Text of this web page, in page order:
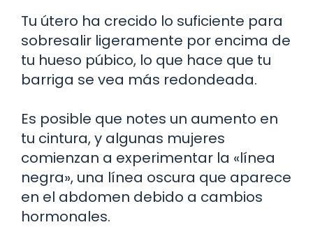
Tu útero ha crecido lo suficiente para
sobresalir ligeramente por encima de
tu hueso púbico, lo que hace que tu
barriga se vea más redondeada.
Es posible que notes un aumento en
tu cintura, y algunas mujeres
comienzan a experimentar la «línea
negra», una línea oscura que aparece
en el abdomen debido a cambios
hormonales.